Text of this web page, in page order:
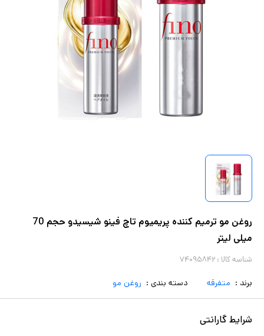
روغن مو ترمیم کننده پریمیوم تاچ فینو شیسیدو حجم 70
میلی لیتر
شناسه کالا : ۷۴۰۹۵۸۴۲
برند : متفرقه دسته بندی : روغن مو
شرایط گارانتی